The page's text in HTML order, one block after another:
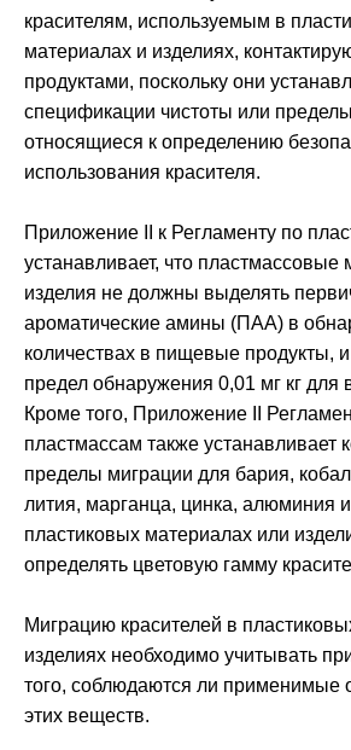
красителям, используемым в
материалах и изделиях,
продуктами, поскольку они
спецификации чистоты или
относящиеся к определению
использования красителя.
Приложение II к Регламенту по
устанавливает, что пластмассовые
изделия не должны выделять
ароматические амины (ПАА) в
количествах в пищевые продукты,
предел обнаружения 0,01 мг кг
Кроме того, Приложение II
пластмассам также устанавливает
пределы миграции для бария,
лития, марганца, цинка, алюминия
пластиковых материалах или
определять цветовую гамму
Миграцию красителей в
изделиях необходимо учитывать
того, соблюдаются ли применимые
этих веществ.